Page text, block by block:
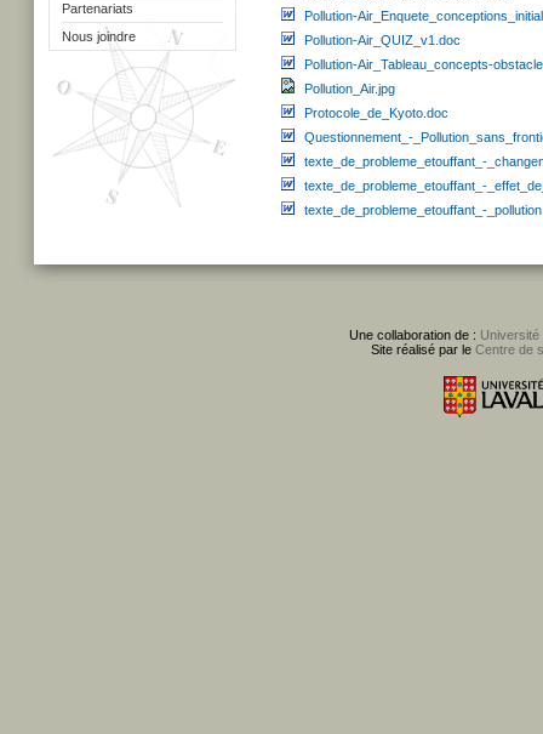
Partenariats
Nous joindre
Pollution-
Pollution-Air_QUIZ_v1.doc
Pollution-Air_Tableau_concepts-
Pollution_Air.jpg
Protocole_de_Kyoto.doc
Questionnement_-
texte_de_probleme_etouffant_-
texte_de_probleme_etouffant_-
texte_de_probleme_etouffant_-
Une collaboration de : Université
Site réalisé par le Centre de